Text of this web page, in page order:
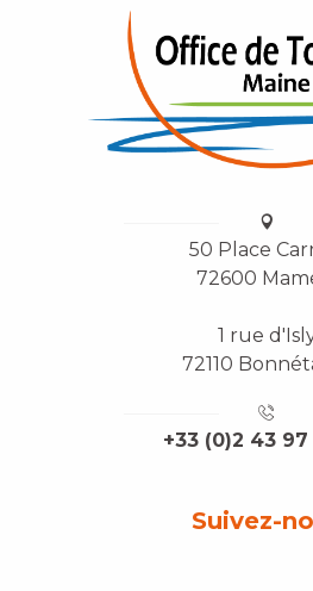
50 Place
72600
1 rue
72110
+33 (0)2 43
Suivez-